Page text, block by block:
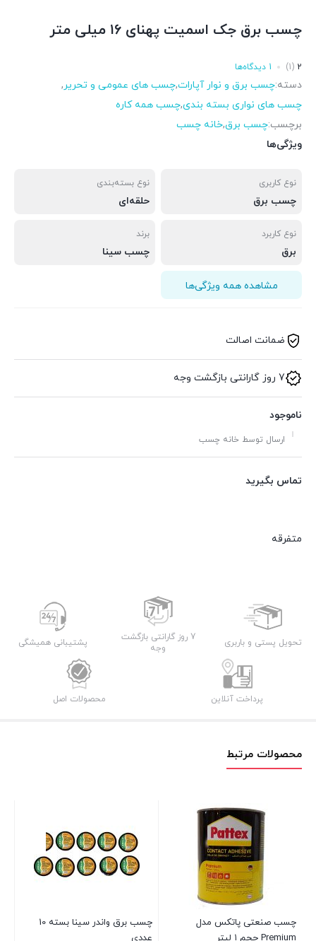
چسب برق جک اسمیت پهنای ۱۶ میلی متر
2
(1) 1 دیدگاه‌ها
دسته:چسب برق و نوار آپارات,چسب های عمومی و تحریر,
چسب های نواری بسته بندی,چسب همه کاره
برچسب:چسب برق,خانه چسب
ویژگی‌ها
نوع کاربری
چسب برق
نوع بسته‌بندی
حلقه‌ای
نوع کاربرد
برق
برند
چسب سینا
مشاهده همه ویژگی‌ها
ضمانت اصالت
7 روز گارانتی بازگشت وجه
ناموجود
ارسال توسط خانه چسب
تماس بگیرید
متفرقه
تحویل پستی و باربری
7 روز گارانتی بازگشت
وجه
پشتیبانی همیشگی
پرداخت آنلاین محصولات اصل
محصولات مرتبط
چسب صنعتی پاتکس مدل
Premium حجم ۱ لیتر
چسب برق واندر سینا بسته 10
عددی